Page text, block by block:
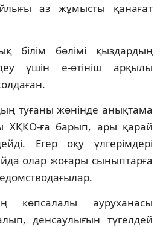
аз жұмысты қанағат
білім бөлімі қыздардың
үшін е-өтініш арқылы
туғаны жөнінде анықтама
ХҚКО-ға барып, ары қарай
Егер оқу үлгерімдері
олар жоғары сыныптарға
көпсалалы ауруханасы
денсаулығын түгелдей